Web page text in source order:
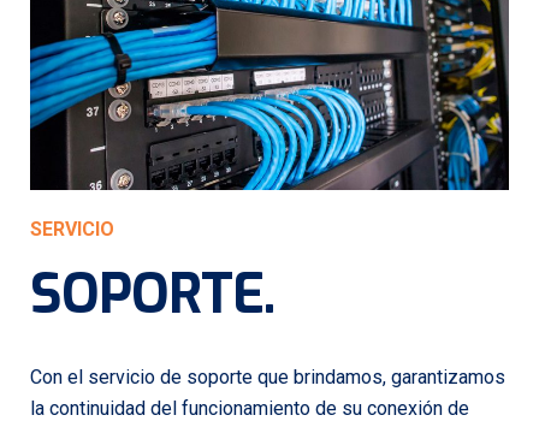
SERVICIO
SOPORTE.
Con el servicio de soporte que brindamos, garantizamos
la continuidad del funcionamiento de su conexión de